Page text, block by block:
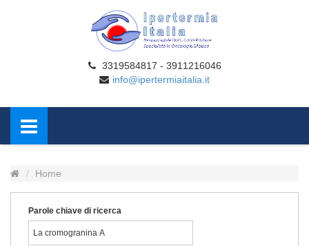
3319584817 - 3911216046
info@ipertermiaitalia.it
Home
Parole chiave di ricerca